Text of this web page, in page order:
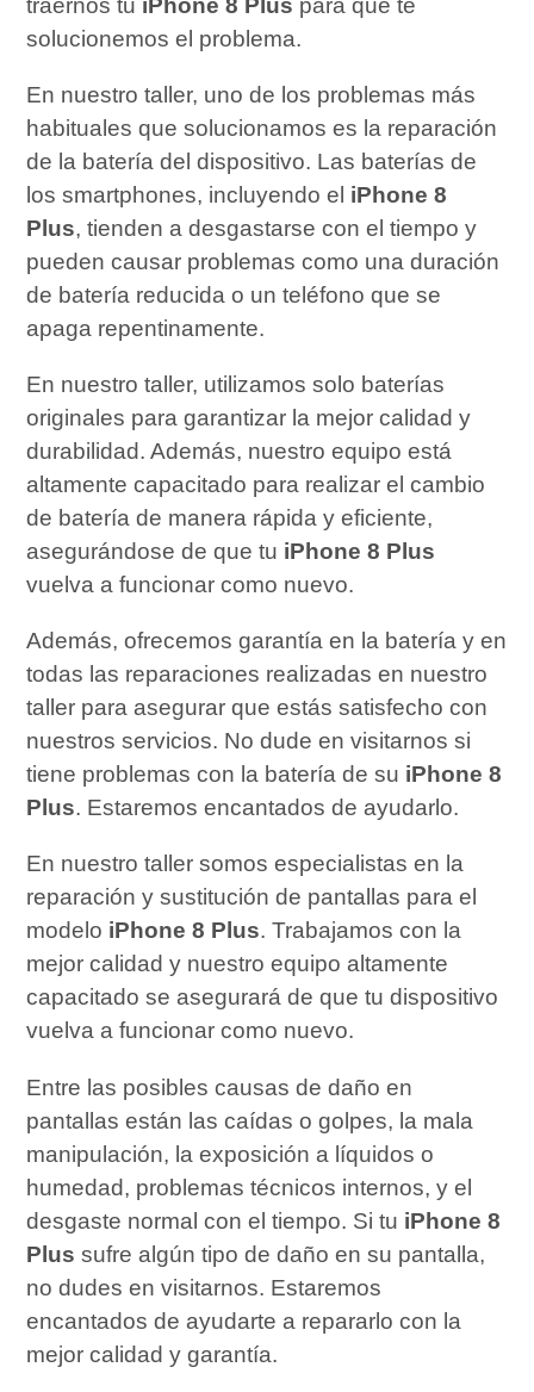
solucionemos el problema.
En nuestro taller, uno de los problemas más
habituales que solucionamos es la reparación
de la batería del dispositivo. Las baterías de
los smartphones, incluyendo el iPhone 8
Plus, tienden a desgastarse con el tiempo y
pueden causar problemas como una duración
de batería reducida o un teléfono que se
apaga repentinamente.
En nuestro taller, utilizamos solo baterías
originales para garantizar la mejor calidad y
durabilidad. Además, nuestro equipo está
altamente capacitado para realizar el cambio
de batería de manera rápida y eficiente,
asegurándose de que tu iPhone 8 Plus
vuelva a funcionar como nuevo.
Además, ofrecemos garantía en la batería y en
todas las reparaciones realizadas en nuestro
taller para asegurar que estás satisfecho con
nuestros servicios. No dude en visitarnos si
tiene problemas con la batería de su iPhone 8
Plus. Estaremos encantados de ayudarlo.
En nuestro taller somos especialistas en la
reparación y sustitución de pantallas para el
modelo iPhone 8 Plus. Trabajamos con la
mejor calidad y nuestro equipo altamente
capacitado se asegurará de que tu dispositivo
vuelva a funcionar como nuevo.
Entre las posibles causas de daño en
pantallas están las caídas o golpes, la mala
manipulación, la exposición a líquidos o
humedad, problemas técnicos internos, y el
desgaste normal con el tiempo. Si tu iPhone 8
Plus sufre algún tipo de daño en su pantalla,
no dudes en visitarnos. Estaremos
encantados de ayudarte a repararlo con la
mejor calidad y garantía.